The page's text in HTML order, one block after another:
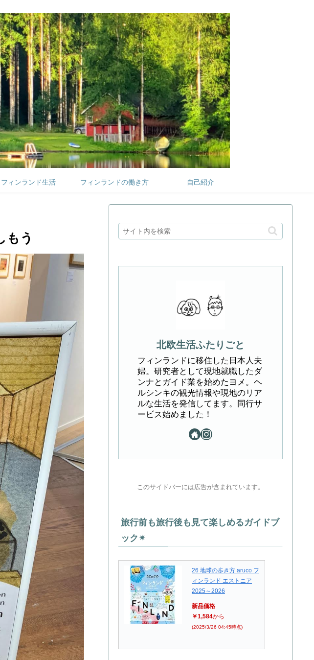
フィンランド生活 フィンランドの働き方 自己紹介
もう
北欧生活ふたりごと
フィンランドに移住した日本人夫
婦。研究者として現地就職したダ
ンナとガイド業を始めたヨメ。ヘ
ルシンキの観光情報や現地のリア
ルな生活を発信してます。同行サ
ービス始めました！
このサイドバーには広告が含まれています。
旅行前も旅行後も見て楽しめるガイドブ
ック✴︎
26 地球の歩き方 aruco フ
ィンランド エストニア
2025～2026
新品価格
￥1,584から
(2025/3/26 04:45時点)